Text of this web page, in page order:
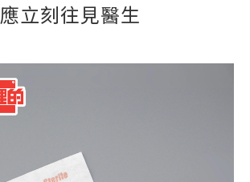
應立刻往見醫生